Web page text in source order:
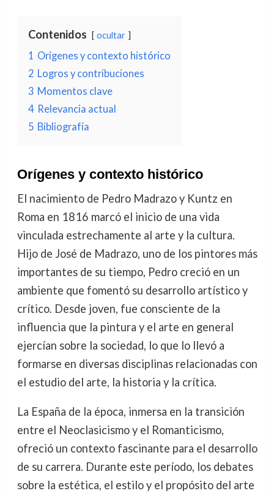
Contenidos ocultar
1 Orígenes y contexto histórico
2 Logros y contribuciones
3 Momentos clave
4 Relevancia actual
5 Bibliografía
Orígenes y contexto histórico
El nacimiento de Pedro Madrazo y Kuntz en
Roma en 1816 marcó el inicio de una vida
vinculada estrechamente al arte y la cultura.
Hijo de José de Madrazo, uno de los pintores más
importantes de su tiempo, Pedro creció en un
ambiente que fomentó su desarrollo artístico y
crítico. Desde joven, fue consciente de la
influencia que la pintura y el arte en general
ejercían sobre la sociedad, lo que lo llevó a
formarse en diversas disciplinas relacionadas con
el estudio del arte, la historia y la crítica.
La España de la época, inmersa en la transición
entre el Neoclasicismo y el Romanticismo,
ofreció un contexto fascinante para el desarrollo
de su carrera. Durante este período, los debates
sobre la estética, el estilo y el propósito del arte